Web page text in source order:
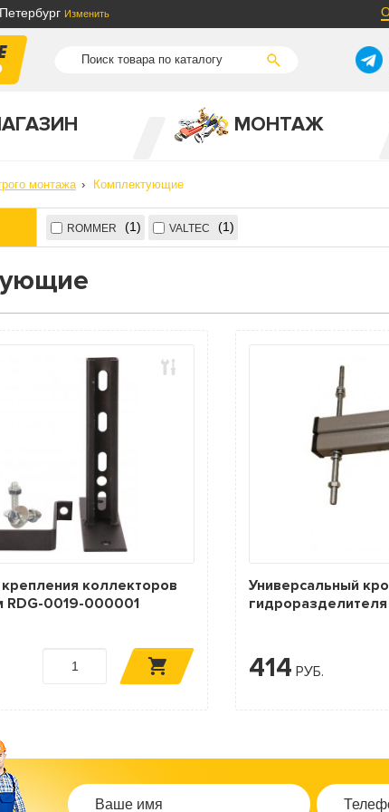
Изменить
МОНТАЖ
монтажа Комплектующие
ROMMER 1 VALTEC 1
коллекторов
RDG-0019-000001
Универсальный
гидроразделителя
414 РУБ.